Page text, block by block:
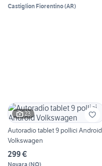
Castiglion Fiorentino(AR)
23
Autoradio tablet 9 pollici Android
Volkswagen
299 €
Novara (NO)